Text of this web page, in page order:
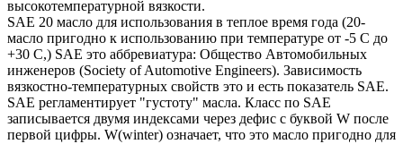
высокотемпературной вязкости.
SAE 20 масло для использования в теплое время года (20-
масло пригодно к использованию при температуре от -5 С до
+30 С,) SAE это аббревиатура: Общество Автомобильных
инженеров (Society of Automotive Engineers). Зависимость
вязкостно-температурных свойств это и есть показатель SAE.
SAE регламентирует "густоту" масла. Класс по SAE
записывается двумя индексами через дефис с буквой W после
первой цифры. W(winter) означает, что это масло пригодно для